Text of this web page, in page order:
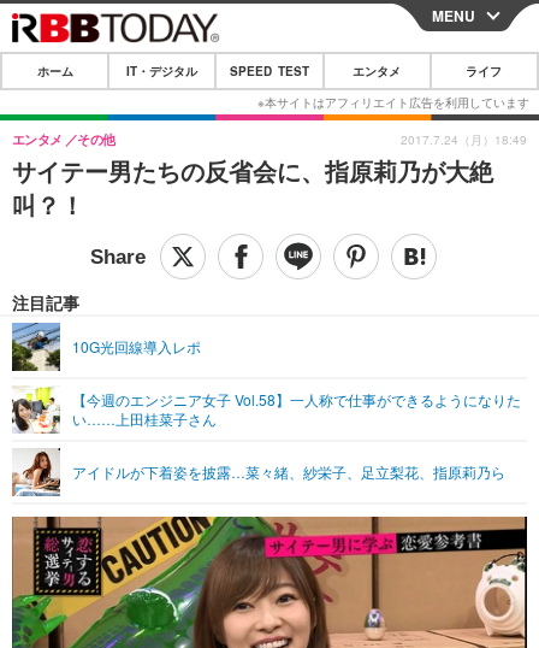
CLOSE
ホーム
IT・デジタル
IT・デジタルTOP スマートフォン
ショッピング その他
SPEED TEST
エンタメTOP 映画・ドラマ
グラビア
ショッピング その他
ライフTOP
その他
リリース一覧
プッシュ通知の停止方法
MENU
ホーム IT・デジタル SPEED TEST エンタメ ライフ
サイテー男たちの反省会に、指原莉乃が大絶
叫？！
エンタメ その他
注目記事
10G光回線導入レポ
【今週のエンジニア女子 Vol.58】一人称で仕事ができるようになりた
い……上田桂菜子さん
アイドルが下着姿を披露…菜々緒、紗栄子、足立梨花、指原莉乃ら
2017.7.24（月）18:49